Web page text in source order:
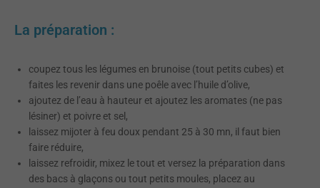
La préparation :
coupez tous les légumes en brunoise (tout petits cubes) et
faites les revenir dans une poêle avec l’huile d’olive,
ajoutez de l’eau à hauteur et ajoutez les aromates (ne pas
lésiner) et poivre et sel,
laissez mijoter à feu doux pendant 25 à 30 mn, il faut bien
faire réduire,
laissez refroidir, mixez le tout et versez la préparation dans
des bacs à glaçons ou tout petits moules, placez au